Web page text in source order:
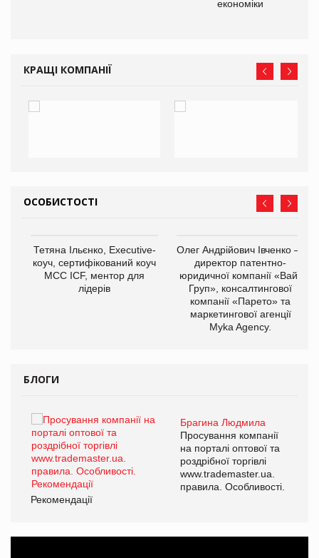
економіки
КРАЩІ КОМПАНІЇ
ОСОБИСТОСТІ
Тетяна Ільєнко, Executive-
коуч, сертифікований коуч
МСС ICF, ментор для
лідерів
Олег Андрійович Івченко —
директор патентно-
юридичної компанії «Вайз
Груп», консалтингової
компанії «Парето» та
маркетингової агенції
Myka Agency.
БЛОГИ
Брагина Людмила
Просування компанії
на порталі оптової та
роздрібної торгівлі
www.trademaster.ua.
правила. Особливості.
Рекомендації